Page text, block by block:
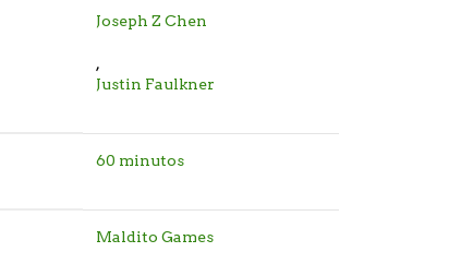
Joseph Z Chen
,
Justin Faulkner
60 minutos
Maldito Games